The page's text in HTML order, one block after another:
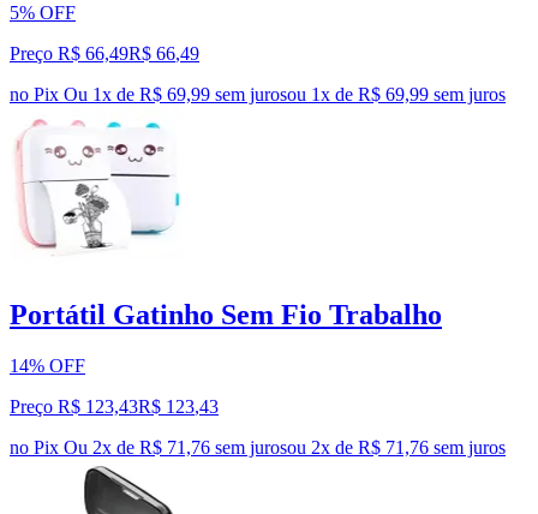
5% OFF
Preço R$ 66,49R$ 66,49
no Pix Ou 1x de R$ 69,99 sem jurosou 1x de R$ 69,99 sem juros
Portátil Gatinho Sem Fio Trabalho
14% OFF
Preço R$ 123,43R$ 123,43
no Pix Ou 2x de R$ 71,76 sem jurosou 2x de R$ 71,76 sem juros